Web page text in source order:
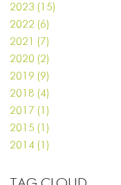
2023 (15)
2022 (6)
2021 (7)
2020 (2)
2019 (9)
2018 (4)
2017 (1)
2015 (1)
2014 (1)